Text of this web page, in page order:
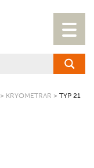
> KRYOMETRAR > TYP 21